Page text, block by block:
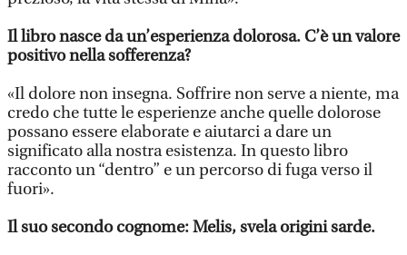
Il libro nasce da un’esperienza dolorosa. C’è un valore
positivo nella sofferenza?
«Il dolore non insegna. Soffrire non serve a niente, ma
credo che tutte le esperienze anche quelle dolorose
possano essere elaborate e aiutarci a dare un
significato alla nostra esistenza. In questo libro
racconto un “dentro” e un percorso di fuga verso il
fuori».
Il suo secondo cognome: Melis, svela origini sarde.